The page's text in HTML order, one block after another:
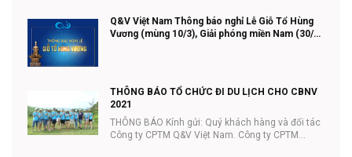
Q&V Việt Nam Thông báo nghỉ Lễ Giỗ Tổ Hùng
Vương (mùng 10/3), Giải phóng miền Nam (30/4)
THÔNG BÁO TỔ CHỨC ĐI DU LỊCH CHO CBNV
2021
THÔNG BÁO Kính gửi: Quý khách hàng và đối tác
Công ty CPTM Q&V Việt Nam. Công ty CPTM